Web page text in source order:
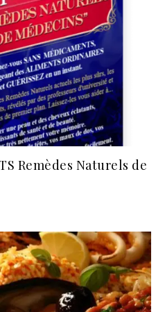
Remèdes Naturels de